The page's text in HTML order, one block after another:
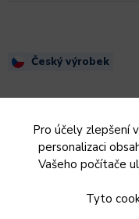
Pro účely zlepšení
personalizaci
Vašeho počítače
Tyto
Český výrobek